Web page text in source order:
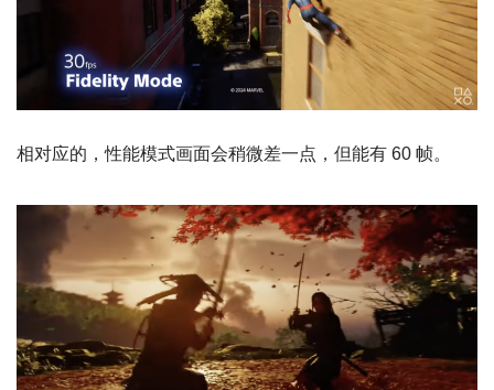
相对应的，性能模式画面会稍微差一点，但能有 60 帧。